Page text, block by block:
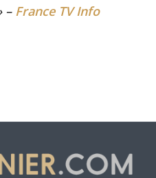
– France TV Info